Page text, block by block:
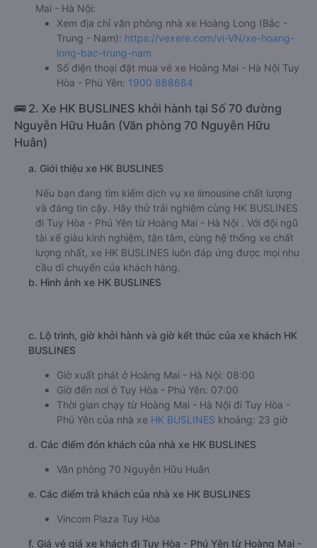
Mai - Hà Nội:
Xem địa chỉ văn phòng nhà xe Hoàng Long (Bắc -
Trung - Nam): https://vexere.com/vi-VN/xe-hoang-
long-bac-trung-nam
Số điện thoại đặt mua vé xe Hoàng Mai - Hà Nội Tuy
Hòa - Phú Yên: 1900 888684
🚌 2. Xe HK BUSLINES khởi hành tại Số 70 đường
Nguyễn Hữu Huân (Văn phòng 70 Nguyễn Hữu
Huân)
a. Giới thiệu xe HK BUSLINES
Nếu bạn đang tìm kiếm dịch vụ xe limousine chất lượng
và đáng tin cậy. Hãy thử trải nghiệm cùng HK BUSLINES
đi Tuy Hòa - Phú Yên từ Hoàng Mai - Hà Nội . Với đội ngũ
tài xế giàu kinh nghiệm, tận tâm, cùng hệ thống xe chất
lượng nhất, xe HK BUSLINES luôn đáp ứng được mọi nhu
cầu di chuyển của khách hàng.
b. Hình ảnh xe HK BUSLINES
c. Lộ trình, giờ khởi hành và giờ kết thúc của xe khách HK
BUSLINES
Giờ xuất phát ở Hoàng Mai - Hà Nội: 08:00
Giờ đến nơi ở Tuy Hòa - Phú Yên: 07:00
Thời gian chạy từ Hoàng Mai - Hà Nội đi Tuy Hòa -
Phú Yên của nhà xe HK BUSLINES khoảng: 23 giờ
d. Các điểm đón khách của nhà xe HK BUSLINES
Văn phòng 70 Nguyễn Hữu Huân
e. Các điểm trả khách của nhà xe HK BUSLINES
Vincom Plaza Tuy Hòa
f. Giá vé giá xe khách đi Tuy Hòa - Phú Yên từ Hoàng Mai -